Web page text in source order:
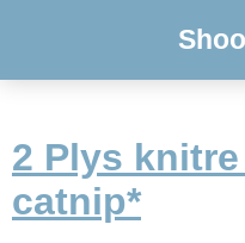
2 Plys
catnip*